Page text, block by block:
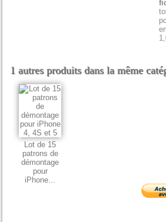
1 autres produits dans la même
Lot de 15
patrons de
démontage
pour
iPhone...